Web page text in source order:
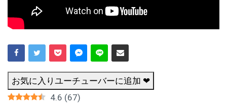
お気に入りユーチューバーに追加 ❤
4.6 (67)